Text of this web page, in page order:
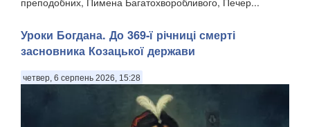
Уроки Богдана. До 369-ї річниці смерті
засновника Козацької держави
четвер, 6 серпень 2026, 15:28